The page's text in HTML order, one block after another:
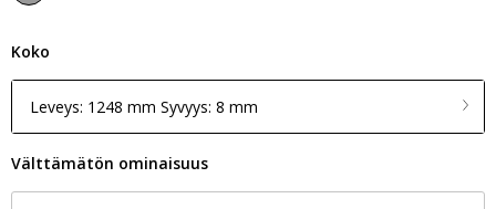
Koko
Leveys: 1248 mm Syvyys: 8 mm
Välttämätön ominaisuus